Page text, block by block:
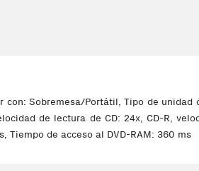
Sobremesa/Portátil, Tipo de
de lectura de CD: 24x, CD-R,
Tiempo de acceso al DVD-RAM: 360 ms